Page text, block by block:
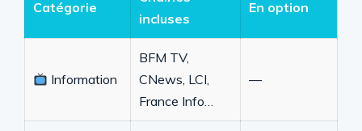
Catégorie
incluses
En option
Information
BFM TV,
CNews, LCI,
France Info…
—